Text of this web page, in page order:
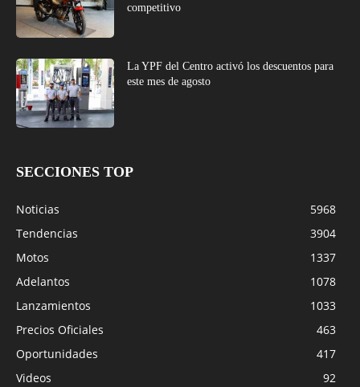
competitivo
La YPF del Centro activó los descuentos para
este mes de agosto
SECCIONES TOP
Noticias
5968
Tendencias
3904
Motos
1337
Adelantos
1078
Lanzamientos
1033
Precios Oficiales
463
Oportunidades
417
Videos
92